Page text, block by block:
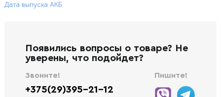
Дата выпуска АКБ
Появились вопросы о товаре? Не
уверены, что подойдет?
Звоните!
+375(29)395-21-12
Пишите!